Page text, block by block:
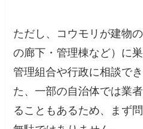
ただし、コウモリが建物
の廊下・管理棟など）に
管理組合や行政に相談で
た、一部の自治体では業
ることもあるため、まず